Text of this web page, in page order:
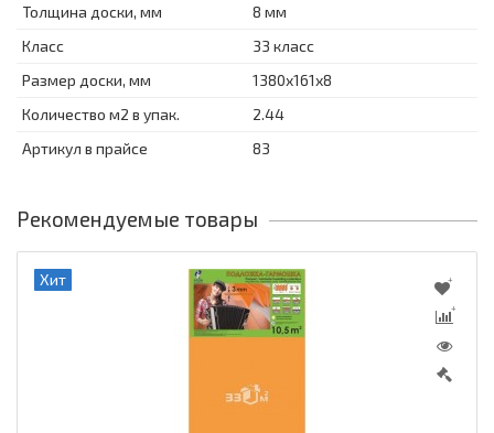
Толщина доски, мм
8 мм
Класс
33 класс
Размер доски, мм
1380х161х8
Количество м2 в упак.
2.44
Артикул в прайсе
83
Рекомендуемые товары
Хит